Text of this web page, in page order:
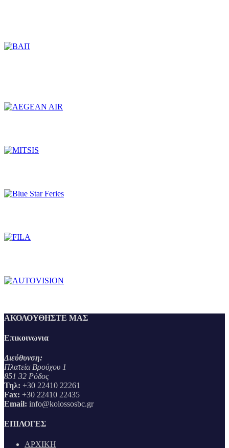
ΑΚΟΛΟΥΘΗΣΤΕ ΜΑΣ
Επικοινωνια
Διεύθυνση:
Πλατεία Βρούχου 1
851 32 Ρόδος
Τηλ: +30 22410 22261
Fax: +30 22410 22435
Email: info@kolossosbc.gr
ΕΠΙΛΟΓΕΣ
ΑΡΧΙΚΗ